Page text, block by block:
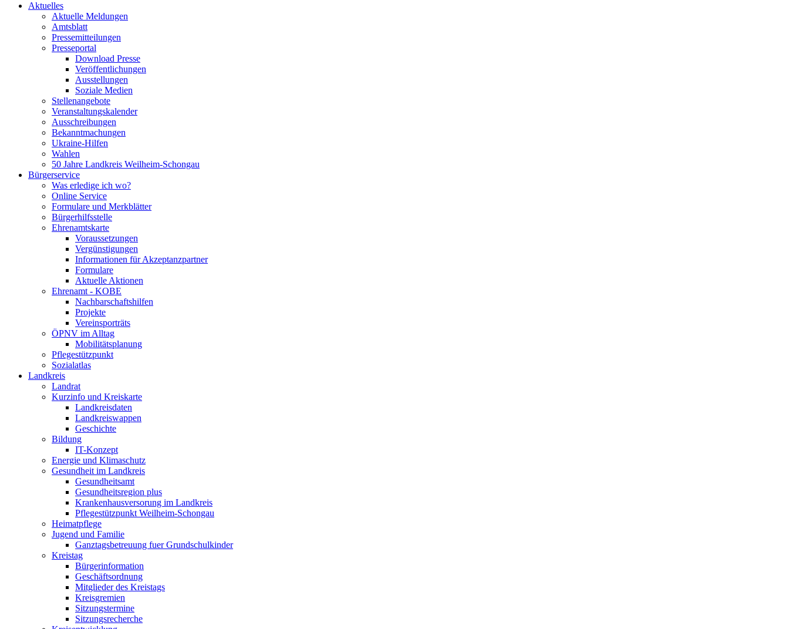
Aktuelles
Aktuelle Meldungen
Amtsblatt
Pressemitteilungen
Presseportal
Download Presse
Veröffentlichungen
Ausstellungen
Soziale Medien
Stellenangebote
Veranstaltungskalender
Ausschreibungen
Bekanntmachungen
Ukraine-Hilfen
Wahlen
50 Jahre Landkreis Weilheim-Schongau
Bürgerservice
Was erledige ich wo?
Online Service
Formulare und Merkblätter
Bürgerhilfsstelle
Ehrenamtskarte
Voraussetzungen
Vergünstigungen
Informationen für Akzeptanzpartner
Formulare
Aktuelle Aktionen
Ehrenamt - KOBE
Nachbarschaftshilfen
Projekte
Vereinsporträts
ÖPNV im Alltag
Mobilitätsplanung
Pflegestützpunkt
Sozialatlas
Landkreis
Landrat
Kurzinfo und Kreiskarte
Landkreisdaten
Landkreiswappen
Geschichte
Bildung
IT-Konzept
Energie und Klimaschutz
Gesundheit im Landkreis
Gesundheitsamt
Gesundheitsregion plus
Krankenhausversorung im Landkreis
Pflegestützpunkt Weilheim-Schongau
Heimatpflege
Jugend und Familie
Ganztagsbetreuung fuer Grundschulkinder
Kreistag
Bürgerinformation
Geschäftsordnung
Mitglieder des Kreistags
Kreisgremien
Sitzungstermine
Sitzungsrecherche